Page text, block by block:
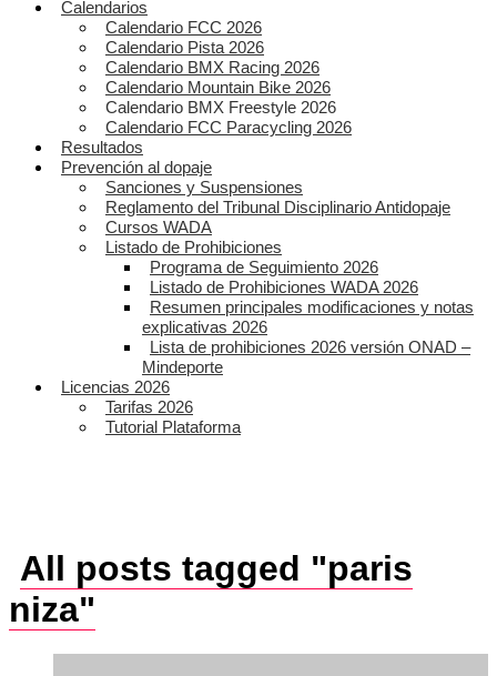
Calendarios
Calendario FCC 2026
Calendario Pista 2026
Calendario BMX Racing 2026
Calendario Mountain Bike 2026
Calendario BMX Freestyle 2026
Calendario FCC Paracycling 2026
Resultados
Prevención al dopaje
Sanciones y Suspensiones
Reglamento del Tribunal Disciplinario Antidopaje
Cursos WADA
Listado de Prohibiciones
Programa de Seguimiento 2026
Listado de Prohibiciones WADA 2026
Resumen principales modificaciones y notas
explicativas 2026
Lista de prohibiciones 2026 versión ONAD –
Mindeporte
Licencias 2026
Tarifas 2026
Tutorial Plataforma
All posts tagged "paris
niza"